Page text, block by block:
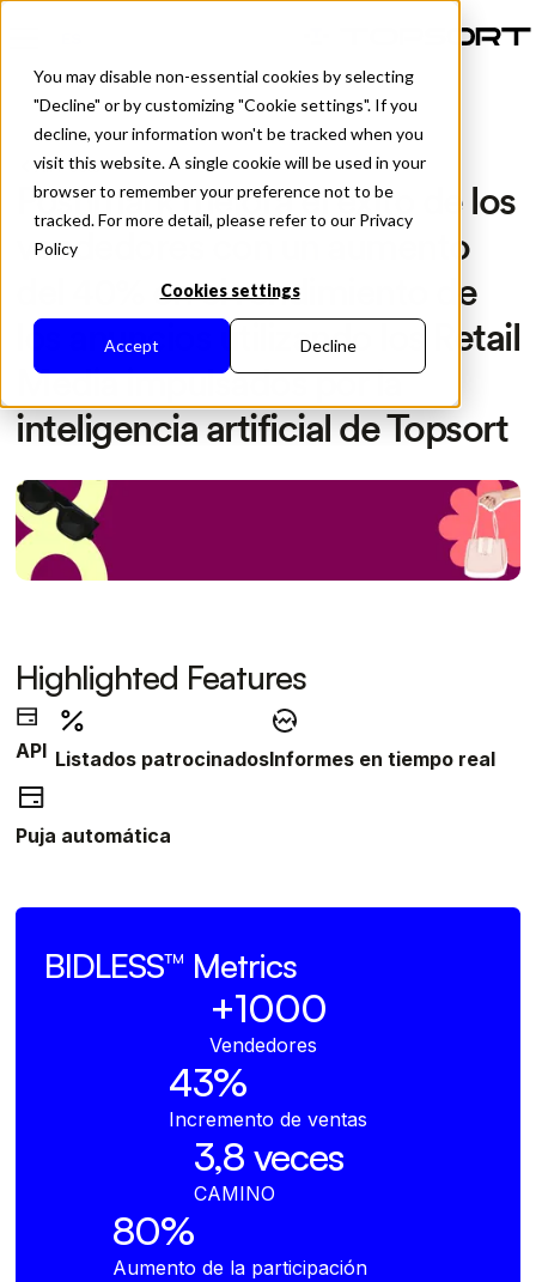
You may disable non-essential cookies by selecting
"Decline" or by customizing "Cookie settings". If you
decline, your information won't be tracked when you
visit this website. A single cookie will be used in your
browser to remember your preference not to be
tracked. For more detail, please refer to our Privacy
Policy
Cookies settings
Accept Decline
All Posts
Poshmark mejora el éxito de los
vendedores con un aumento
del 40% en el rendimiento de
los anuncios utilizando los Retail
Media impulsados por la
inteligencia artificial de Topsort
Highlighted Features
API Listados patrocinadosInformes en tiempo real
Puja automática
BIDLESS™ Metrics
+1000
Vendedores
43%
Incremento de ventas
3,8 veces
CAMINO
80%
Aumento de la participación